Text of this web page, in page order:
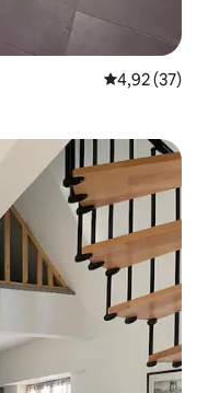
Priemerné
4,92 (37)